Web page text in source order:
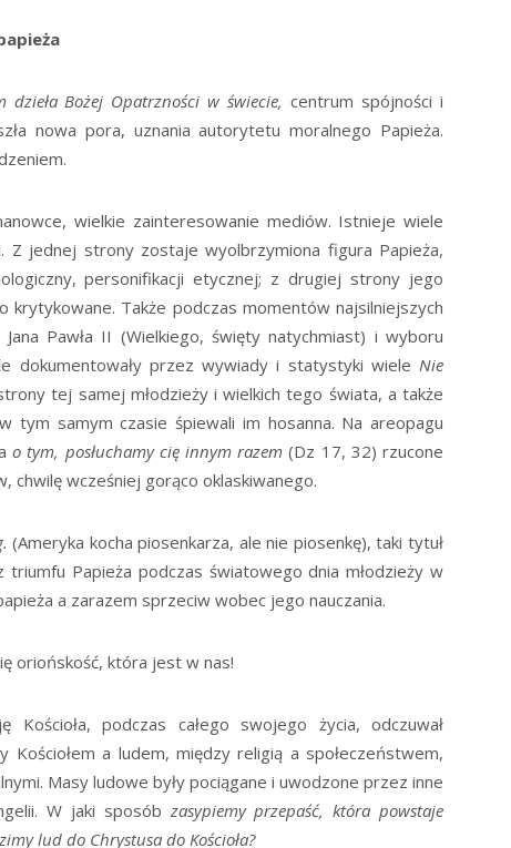
dzieła Bożej Opatrzności w świecie,centrum spójności i
nowa pora, uznania autorytetu moralnego Papieża.
wielkie zainteresowanie mediów. Istnieje wiele
Z jednej strony zostaje wyolbrzymiona figura Papieża,
personifikacji etycznej; z drugiej strony jego
krytykowane. Także podczas momentów najsilniejszych
Pawła II (Wielkiego, święty natychmiast) i wyboru
dokumentowały przez wywiady i statystyki wiele Nie
tej samej młodzieży i wielkich tego świata, a także
tym samym czasie śpiewali im hosanna. Na areopagu
o tym, posłuchamy cię innym razem(Dz 17, 32) rzucone
chwilę wcześniej gorąco oklaskiwanego.
(Ameryka kocha piosenkarza, ale nie piosenkę), taki tytuł
triumfu Papieża podczas światowego dnia młodzieży w
a zarazem sprzeciw wobec jego nauczania.
oriońskość, która jest w nas!
podczas całego swojego życia, odczuwał
Kościołem a ludem, między religią a społeczeństwem,
Masy ludowe były pociągane i uwodzone przez inne
W jaki sposób zasypiemy przepaść, która powstaje
lud do Chrystusa do Kościoła?